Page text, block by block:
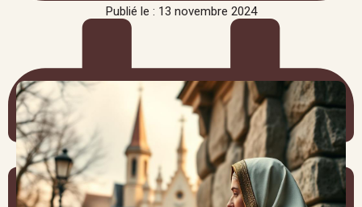
Publié le : 13 novembre 2024